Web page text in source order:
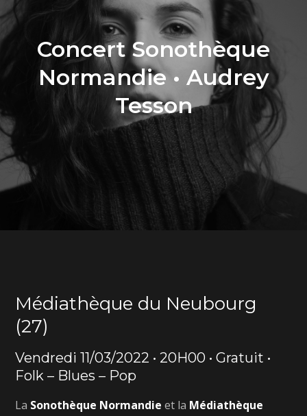
Concert Sonothèque
Normandie • Audrey
Tesson
Médiathèque du Neubourg
(27)
Vendredi 11/03/2022 • 20H00 • Gratuit •
Folk – Blues – Pop
La Sonothèque Normandie et la Médiathèque